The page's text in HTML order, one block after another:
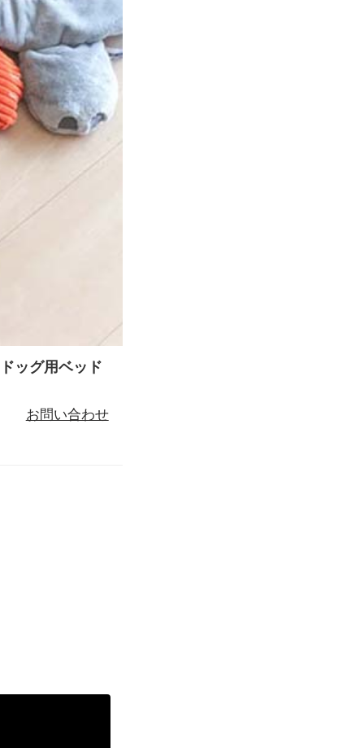
ッグ用ベッド
お問い合わせ